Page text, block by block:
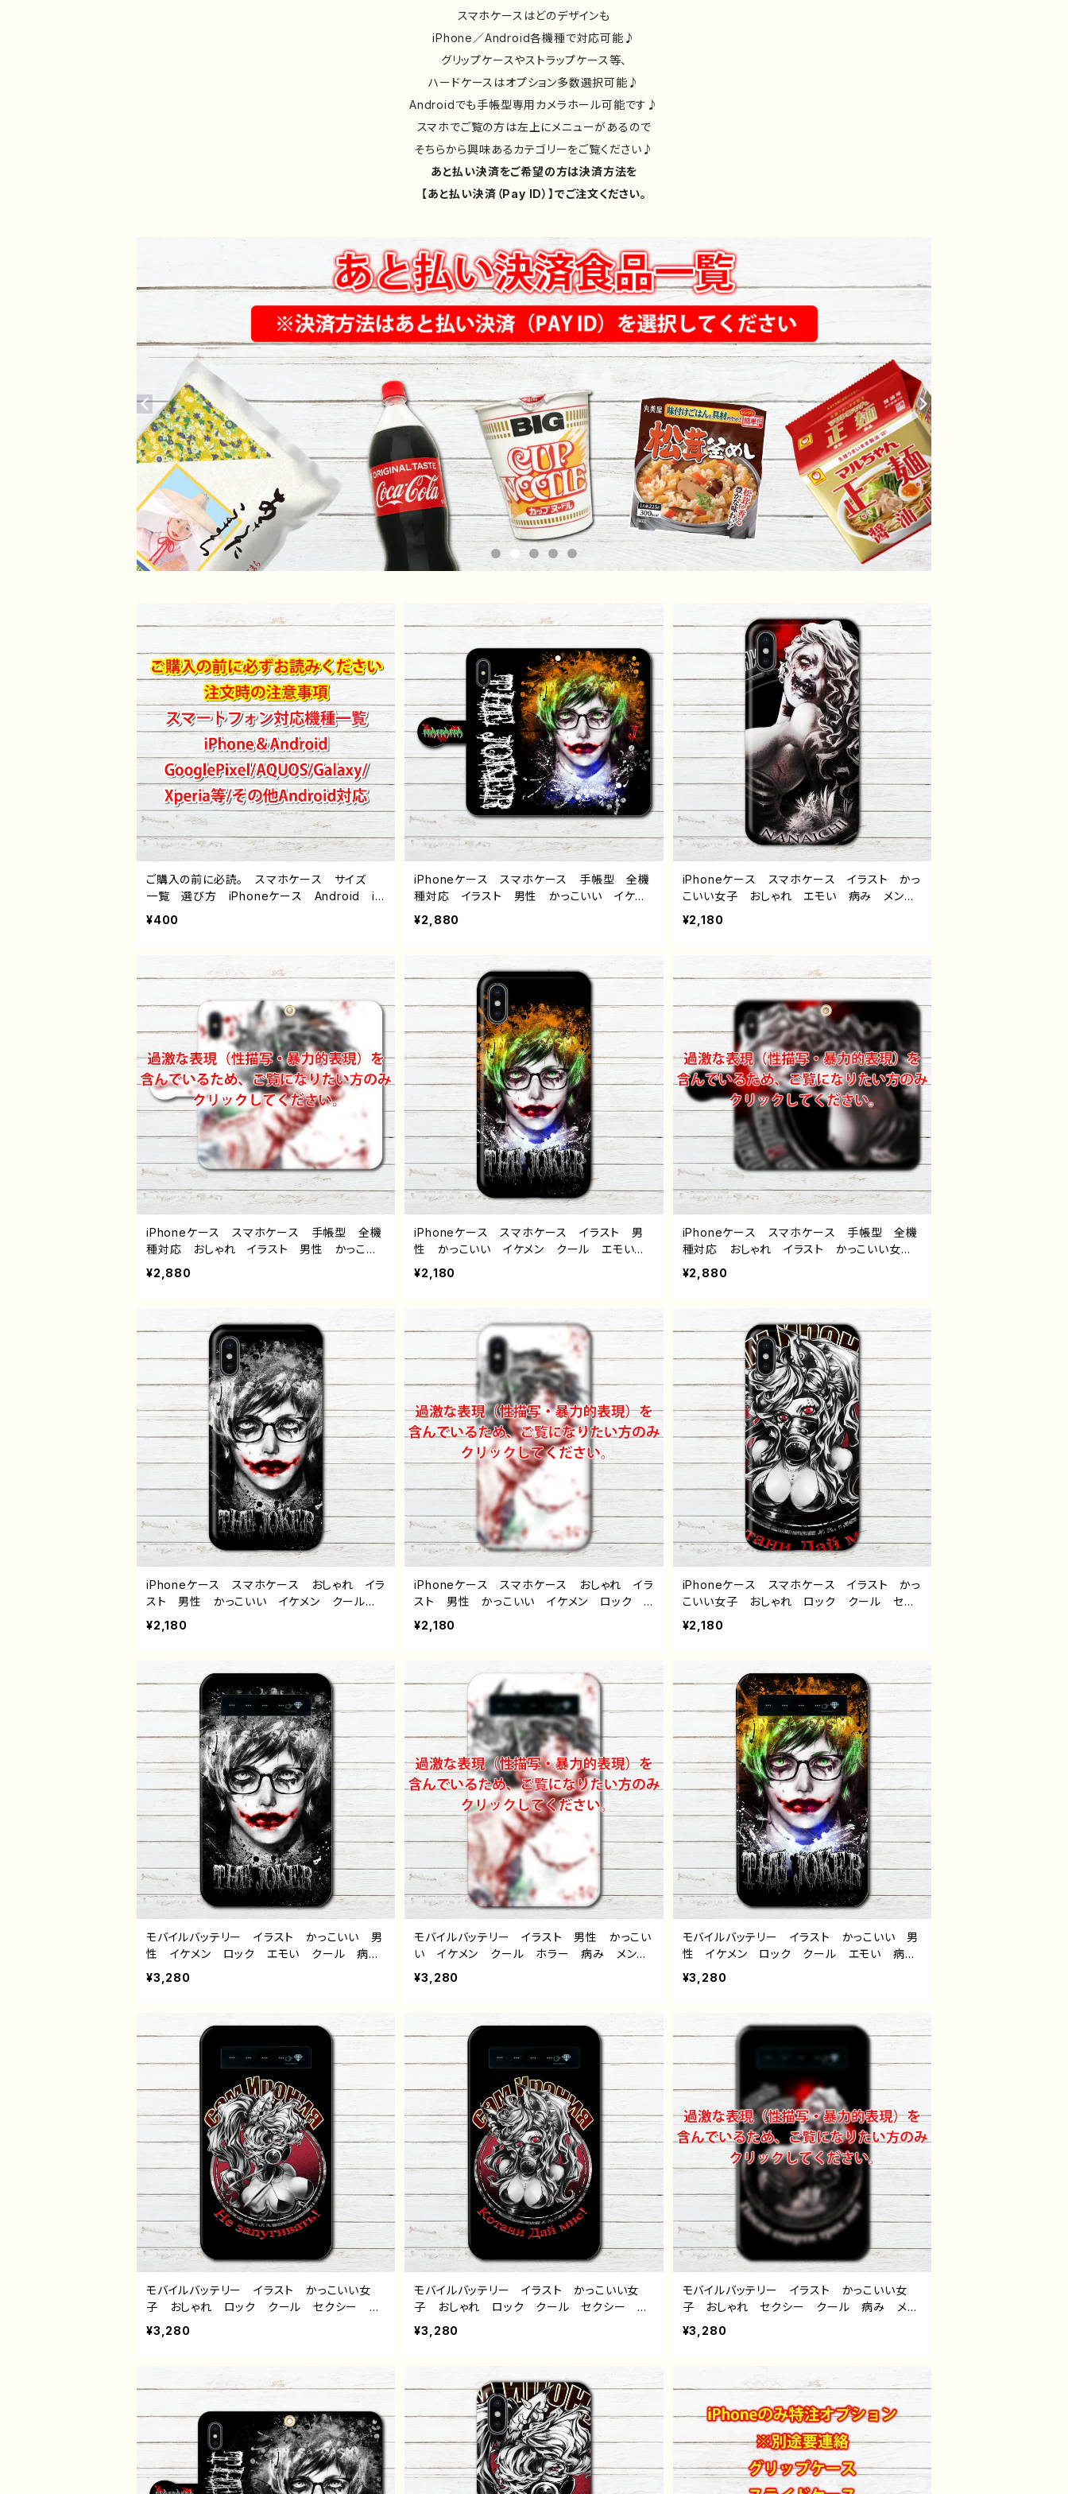
スマホケースはどのデザインも
iPhone／Android各機種で対応可能♪
グリップケースやストラップケース等、
ハードケースはオプション多数選択可能♪
Androidでも手帳型専用カメラホール可能です♪
スマホでご覧の方は左上にメニューがあるので
そちらから興味あるカテゴリーをご覧ください♪
あと払い決済をご希望の方は決済方法を
【あと払い決済（Pay ID）】でご注文ください。
ご購入の前に必読。 スマホケース サイズ
一覧 選び方 iPhoneケース Android iP
hone17/16/15/14/13/12/11 Galaxy Xperi
¥400
iPhoneケース スマホケース 手帳型 全機
種対応 イラスト 男性 かっこいい イケメ
ン クール エモい ロック 病み メンヘ
ラ ヤンデレ ホラー 高校生 男子 iPhon
epixel Android アンドロイド ケース 個
性的 おすすめ メンズ メガネ 人気 イラ
ストレーター クリエイター 絵師 オリジナ
ル デザイン グッズ タイトル：インテリジョ
ーカー 作：NANAICHI（ナナイチ）
¥2,880
iPhoneケース スマホケース イラスト かっ
こいい女子 おしゃれ エモい 病み メンヘ
ラ ヤンデレ ロック クール セクシー iP
hone15/14/13/12/11 AQUOS Xperia Go
ス 個性的 おすすめ ピアス 白髪 ゾン
ビ 人気 イラストレーター クリエイター
絵師 オリジナル デザイン グッズ タイト
ル：エフゲニー 作：NANAICHI（ナナイチ）
¥2,180
iPhoneケース スマホケース 手帳型 全機
種対応 おしゃれ イラスト 男性 かっこい
い イケメン クール ロック ホラー 病
み メンヘラ ヤンデレ iPhone15/14/13/12/
xy Android アンドロイド ケース 個性
的 おすすめ メンズ 黒髪 タバコ 人気
イラストレーター クリエイター 絵師 オリジ
ナル デザイン グッズ タイトル：本気の自
傷 作：NANAICHI（ナナイチ）
¥2,880
iPhoneケース スマホケース イラスト 男
性 かっこいい イケメン クール エモい
ロック 病み メンヘラ ヤンデレ ホラー
高校生 男子 iPhone17/16/15/14/13 AQU
ンドロイド ケース 個性的 おすすめ メン
ズ メガネ 人気 イラストレーター クリエ
イター 絵師 オリジナル デザイン グッ
ズ タイトル：インテリジョーカー（カラー）
作：NANAICHI（ナナイチ）
¥2,180
iPhoneケース スマホケース 手帳型 全機
種対応 おしゃれ イラスト かっこいい女
子 ホラー ロック セクシー クール メン
ズ 病み メンヘラ ヤンデレ 高校生 男
ia Googlepixel Android アンドロイド
ケース 個性的 おすすめ ロング ピアス
白髪 ゾンビ 人気 イラストレーター クリ
エイター 絵師 オリジナル デザイン グッ
ズ タイトル：エフゲニー 作：NANAICHI（ナナ
¥2,880
iPhoneケース スマホケース おしゃれ イラ
スト 男性 かっこいい イケメン クール
エモい ロック 病み メンヘラ ヤンデレ
ホラー 高校生 男子 iPhone17/16/15/14/
oid アンドロイド ケース 個性的 おすす
め メンズ メガネ 白髪 人気 イラストレ
ーター クリエイター 絵師 オリジナル デ
ザイン グッズ タイトル：インテリジョーカー
（赤黒） 作：NANAICHI（ナナイチ）
¥2,180
iPhoneケース スマホケース おしゃれ イラ
スト 男性 かっこいい イケメン ロック
クール ホラー 病み メンヘラ ヤンデレ i
Phone15/14/13/12/11 AQUOS Xperia G
ス 個性的 おすすめ メンズ 黒髪 タバ
コ 人気 イラストレーター クリエイター
絵師 オリジナル デザイン グッズ タイト
ル：本気の自傷 作：NANAICHI（ナナイチ）
¥2,180
iPhoneケース スマホケース イラスト かっ
こいい女子 おしゃれ ロック クール セク
シー 高校生 男子 iPhone17/16/15/14/13
AQUOS sense 8 9 10 Xperia Google
性的 おすすめ 人気 イラストレーター ク
リエイター 絵師 オリジナル デザイン グ
ッズ タイトル：ガスマスク猫 ver.1 作：NAN
AICHI（ナナイチ）
¥2,180
モバイルバッテリー イラスト かっこいい 男
性 イケメン ロック エモい クール 病
み メンヘラ ヤンデレ 個性的 おすすめ i
Phone 軽量 小さい 女性 男性 メン
ター クリエイター 絵師 オリジナル デザ
イン グッズ 充電器 タイトル：インテリジョ
ーカー（赤黒） 作：NANAICHI（ナナイチ）
¥3,280
モバイルバッテリー イラスト 男性 かっこい
い イケメン クール ホラー 病み メンヘ
ラ ヤンデレ 個性的 おすすめ iPhone
軽量 小さい 黒髪 タバコ 人気 イラスト
デザイン グッズ 充電器 タイトル：本気の自
傷 作：NANAICHI（ナナイチ）
¥3,280
モバイルバッテリー イラスト かっこいい 男
性 イケメン ロック クール エモい 病
み メンヘラ ヤンデレ 個性的 おすすめ i
Phone 軽量 小さい 女性 男性 メン
イター 絵師 オリジナル デザイン グッ
ズ 充電器 タイトル：インテリジョーカー
¥3,280
モバイルバッテリー イラスト かっこいい女
子 おしゃれ ロック クール セクシー 個
性的 おすすめ iPhone 軽量 小さい 女
性 男性 メンズ ポニーテール 人気 イラ
ル デザイン グッズ 充電器 タイトル：ガス
マスク猫 ver.2 作：NANAICHI（ナナイチ）
¥3,280
モバイルバッテリー イラスト かっこいい女
子 おしゃれ ロック クール セクシー 個
性的 おすすめ iPhone 軽量 小さい 女
性 男性 メンズ ポニーテール 人気 イラ
ル デザイン グッズ 充電器 タイトル：ガス
マスク猫 ver.1 作：NANAICHI（ナナイチ）
¥3,280
モバイルバッテリー イラスト かっこいい女
子 おしゃれ セクシー クール 病み メン
ヘラ ヤンデレ 個性的 おすすめ iPhone
軽量 小さい 女性 男性 メンズ ピア
クリエイター 絵師 オリジナル デザイン
グッズ 充電器 タイトル：エフゲニー 作：NA
NAICHI（ナナイチ）
¥3,280